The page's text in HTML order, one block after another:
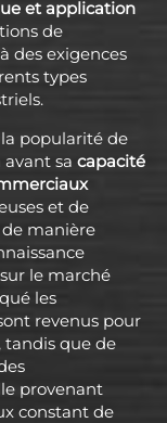
et application
de
des exigences
types
popularité de
sa capacité
et de
manière
le marché
les
revenus pour
tandis que de
provenant
constant de